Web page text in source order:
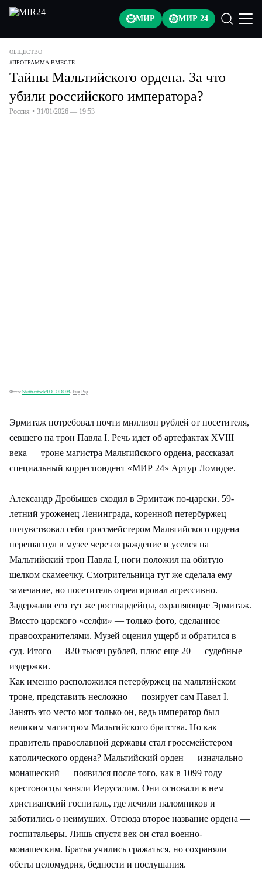
МИР МИР 24
ОБЩЕСТВО
#ПРОГРАММА ВМЕСТЕ
Тайны Мальтийского ордена. За что
убили российского императора?
Россия • 31/01/2026 — 19:53
Фото: Shutterstock/FOTODOM/ Eug Png
Эрмитаж потребовал почти миллион рублей от посетителя,
севшего на трон Павла I. Речь идет об артефактах XVIII
века — троне магистра Мальтийского ордена, рассказал
специальный корреспондент «МИР 24» Артур Ломидзе.
Александр Дробышев сходил в Эрмитаж по-царски. 59-
летний уроженец Ленинграда, коренной петербуржец
почувствовал себя гроссмейстером Мальтийского ордена —
перешагнул в музее через ограждение и уселся на
Мальтийский трон Павла I, ноги положил на обитую
шелком скамеечку. Смотрительница тут же сделала ему
замечание, но посетитель отреагировал агрессивно.
Задержали его тут же росгвардейцы, охраняющие Эрмитаж.
Вместо царского «селфи» — только фото, сделанное
правоохранителями. Музей оценил ущерб и обратился в
суд. Итого — 820 тысяч рублей, плюс еще 20 — судебные
издержки.
Как именно расположился петербуржец на мальтийском
троне, представить несложно — позирует сам Павел I.
Занять это место мог только он, ведь император был
великим магистром Мальтийского братства. Но как
правитель православной державы стал гроссмейстером
католического ордена? Мальтийский орден — изначально
монашеский — появился после того, как в 1099 году
крестоносцы заняли Иерусалим. Они основали в нем
христианский госпиталь, где лечили паломников и
заботились о неимущих. Отсюда второе название ордена —
госпитальеры. Лишь спустя век он стал военно-
монашеским. Братья учились сражаться, но сохраняли
обеты целомудрия, бедности и послушания.